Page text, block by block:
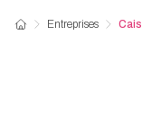
Entreprises